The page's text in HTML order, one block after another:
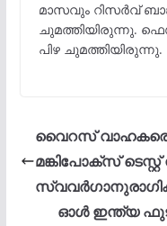
മാസവും റിസർവ്
ചുമത്തിയിരുന്നു.
പിഴ ചുമത്തിയിരുന്നു.
വൈറസ്
മങ്കിപോക്സ്
ഓള്‍ ഇന്ത്യ